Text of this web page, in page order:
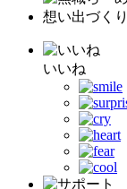
いいね